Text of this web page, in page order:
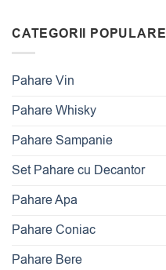
CATEGORII POPULARE
Pahare Vin
Pahare Whisky
Pahare Sampanie
Set Pahare cu Decantor
Pahare Apa
Pahare Coniac
Pahare Bere